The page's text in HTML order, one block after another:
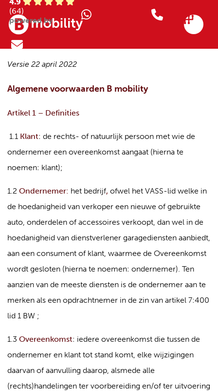
(64)
powered by
Versie 22 april 2022
Algemene voorwaarden B mobility
Artikel 1 – Definities
1.1 Klant: de rechts- of natuurlijk persoon met wie de
ondernemer een overeenkomst aangaat (hierna te
noemen: klant);
1.2 Ondernemer: het bedrijf, ofwel het VASS-lid welke in
de hoedanigheid van verkoper een nieuwe of gebruikte
auto, onderdelen of accessoires verkoopt, dan wel in de
hoedanigheid van dienstverlener garagediensten aanbiedt,
aan een consument of klant, waarmee de Overeenkomst
wordt gesloten (hierna te noemen: ondernemer). Ten
aanzien van de meeste diensten is de ondernemer aan te
merken als een opdrachtnemer in de zin van artikel 7:400
lid 1 BW ;
1.3 Overeenkomst: iedere overeenkomst die tussen de
ondernemer en klant tot stand komt, elke wijzigingen
daarvan of aanvulling daarop, alsmede alle
(rechts)handelingen ter voorbereiding en/of ter uitvoering